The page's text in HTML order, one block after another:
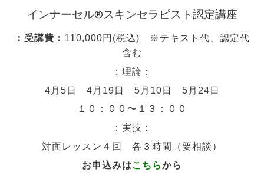
インナーセル®︎スキンセラピスト認定講座
：受講費： 110,000円(税込) ※テキスト代、認定代
含む
：理論：
4月5日 4月19日 5月10日 5月24日
１０：００〜１３：００
：実技：
対面レッスン４回 各３時間（要相談）
お申込みはこちらから